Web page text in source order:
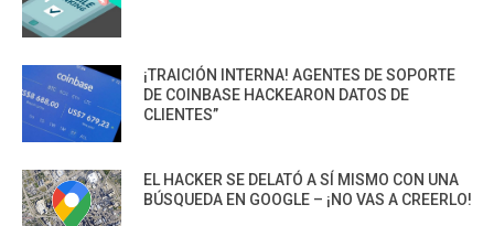
¡TRAICIÓN INTERNA! AGENTES DE SOPORTE
DE COINBASE HACKEARON DATOS DE
CLIENTES”
EL HACKER SE DELATÓ A SÍ MISMO CON UNA
BÚSQUEDA EN GOOGLE – ¡NO VAS A CREERLO!